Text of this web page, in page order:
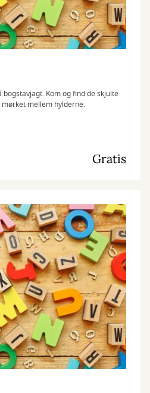
Kom og find de skjulte
mellem hylderne.
Gratis